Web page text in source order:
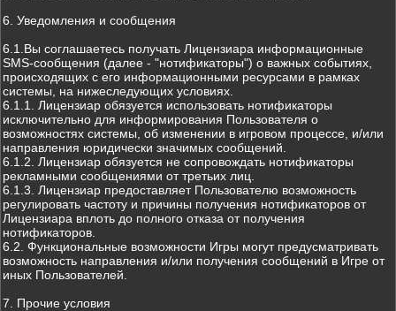
6. Уведомления и сообщения
6.1.Вы соглашаетесь получать Лицензиара информационные
SMS-сообщения (далее - "нотификаторы") о важных событиях,
происходящих с его информационными ресурсами в рамках
системы, на нижеследующих условиях.
6.1.1. Лицензиар обязуется использовать нотификаторы
исключительно для информирования Пользователя о
возможностях системы, об изменении в игровом процессе, и/или
направления юридически значимых сообщений.
6.1.2. Лицензиар обязуется не сопровождать нотификаторы
рекламными сообщениями от третьих лиц.
6.1.3. Лицензиар предоставляет Пользователю возможность
регулировать частоту и причины получения нотификаторов от
Лицензиара вплоть до полного отказа от получения
нотификаторов.
6.2. Функциональные возможности Игры могут предусматривать
возможность направления и/или получения сообщений в Игре от
иных Пользователей.
7. Прочие условия